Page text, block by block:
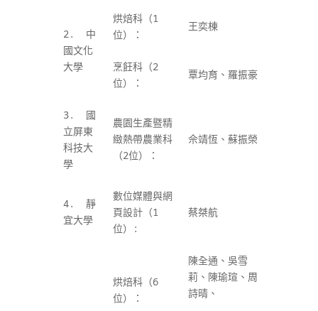
2. 中
國文化
大學
烘焙科（1
位）：
王奕棟
烹飪科（2
位）：
覃均育、羅振豪
3. 國
立屏東
科技大
學
農園生產暨精
緻熱帶農業科
（2位）：
佘靖恆、蘇振榮
4. 靜
宜大學
數位媒體與網
頁設計（1
位）
:
蔡桀航
烘焙科（6
位）：
陳全通、吳雪
莉、陳瑜瑄、周
詩晴、